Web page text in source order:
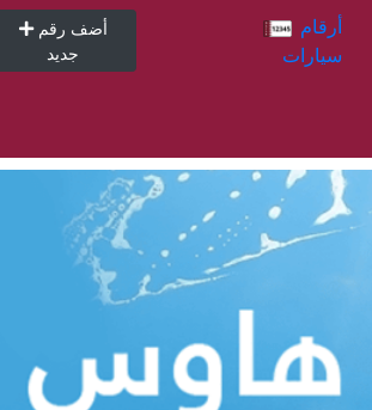
أضف رقم
جديد
سيارات